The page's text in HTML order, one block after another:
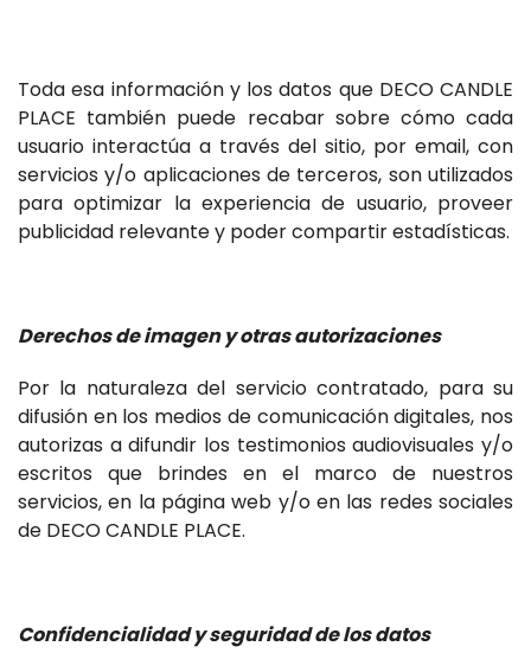
Toda esa información y los datos que DECO CANDLE
PLACE también puede recabar sobre cómo cada
usuario interactúa a través del sitio, por email, con
servicios y/o aplicaciones de terceros, son utilizados
para optimizar la experiencia de usuario, proveer
publicidad relevante y poder compartir estadísticas.
Derechos de imagen y otras autorizaciones
Por la naturaleza del servicio contratado, para su
difusión en los medios de comunicación digitales, nos
autorizas a difundir los testimonios audiovisuales y/o
escritos que brindes en el marco de nuestros
servicios, en la página web y/o en las redes sociales
de DECO CANDLE PLACE.
Confidencialidad y seguridad de los datos